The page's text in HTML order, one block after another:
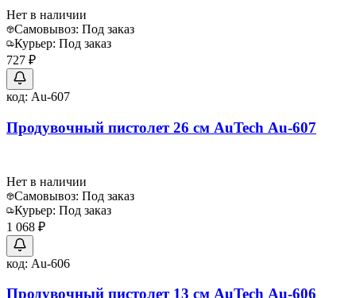
Нет в наличии
Самовывоз: Под заказ
Курьер: Под заказ
727 ₽
код: Au-607
Продувочный пистолет 26 см AuTech Au-607
Нет в наличии
Самовывоз: Под заказ
Курьер: Под заказ
1 068 ₽
код: Au-606
Продувочный пистолет 13 см AuTech Au-606